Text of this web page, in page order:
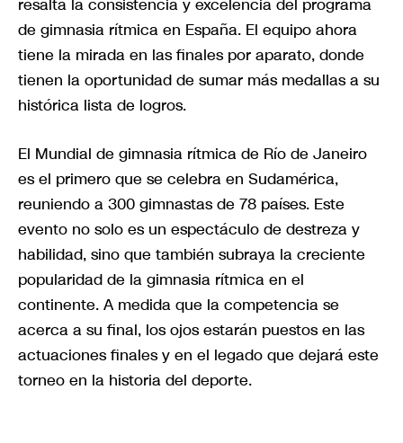
resalta la consistencia y excelencia del programa
de gimnasia rítmica en España. El equipo ahora
tiene la mirada en las finales por aparato, donde
tienen la oportunidad de sumar más medallas a su
histórica lista de logros.
El Mundial de gimnasia rítmica de Río de Janeiro
es el primero que se celebra en Sudamérica,
reuniendo a 300 gimnastas de 78 países. Este
evento no solo es un espectáculo de destreza y
habilidad, sino que también subraya la creciente
popularidad de la gimnasia rítmica en el
continente. A medida que la competencia se
acerca a su final, los ojos estarán puestos en las
actuaciones finales y en el legado que dejará este
torneo en la historia del deporte.